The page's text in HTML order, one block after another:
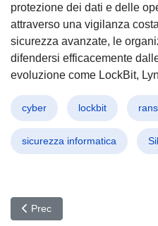
protezione dei dati e delle
attraverso una vigilanza
sicurezza avanzate, le
difendersi efficacemente
evoluzione come LockBit,
cyber lockbit
sicurezza informatica
Articolo precedente: Cyber
Prec